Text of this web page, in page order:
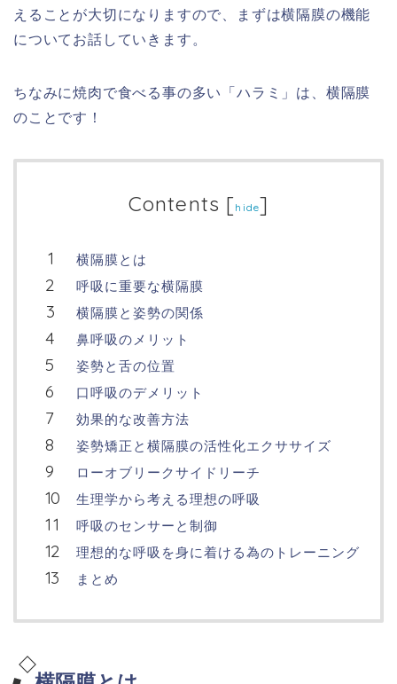
えることが大切になりますので、まずは横隔膜の機能
についてお話していきます。
ちなみに焼肉で食べる事の多い「ハラミ」は、横隔膜
のことです！
Contents [hide]
横隔膜とは
呼吸に重要な横隔膜
横隔膜と姿勢の関係
鼻呼吸のメリット
姿勢と舌の位置
口呼吸のデメリット
効果的な改善方法
姿勢矯正と横隔膜の活性化エクササイズ
ローオブリークサイドリーチ
生理学から考える理想の呼吸
呼吸のセンサーと制御
理想的な呼吸を身に着ける為のトレーニング
まとめ